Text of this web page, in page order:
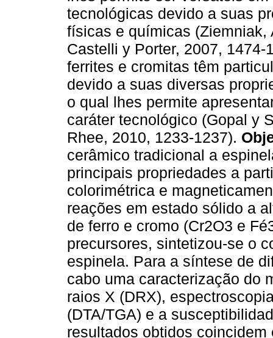
tecnológicas devido a suas
físicas e químicas (Ziemniak,
Castelli y Porter, 2007, 1474-
ferrites e cromitas têm
devido a suas diversas
o qual lhes permite
caráter tecnológico (Gopal y
Rhee, 2010, 1233-1237).
cerâmico tradicional a
principais propriedades a
colorimétrica e
reações em estado sólido a
de ferro e cromo (Cr2O3 e
precursores, sintetizou-se o
espinela. Para a síntese de
cabo uma caracterização do
raios X (DRX),
(DTA/TGA) e a
resultados obtidos